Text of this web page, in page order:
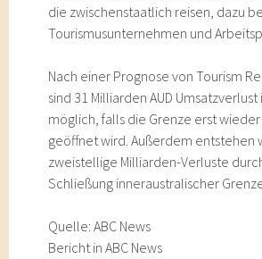
die zwischenstaatlich reisen, dazu
Tourismusunternehmen und
Nach einer Prognose von Tourism
sind 31 Milliarden AUD
möglich, falls die Grenze erst wieder
geöffnet wird. Außerdem entstehen
zweistellige Milliarden-Verluste
Schließung inneraustralischer
Quelle: ABC News
Bericht in ABC News